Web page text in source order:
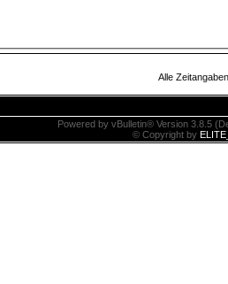
Alle
Powered by vBulletin® Version 3.8.5
© Copyright by